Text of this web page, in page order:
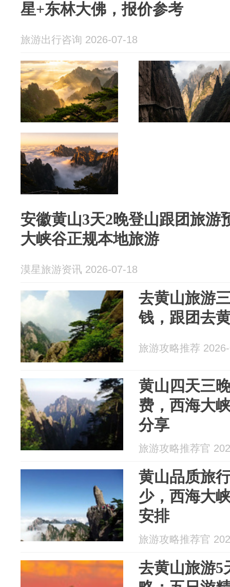
星+东林大佛，报价参考
旅游出行咨询 2026-07-18
安徽黄山3天2晚登山跟团旅游
大峡谷正规本地旅游
漠星旅游资讯 2026-07-18
去黄山旅游
钱，跟团去
旅游攻略推荐
黄山四天三
费，西海大
分享
旅游攻略推荐官
黄山品质旅
少，西海大
安排
旅游攻略推荐官
去黄山旅游5